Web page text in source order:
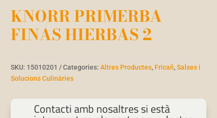
KNORR PRIMERBA
FINAS HIERBAS 2
SKU: 15010201 Categories:Altres Productes, Fricañ,Salses i
Solucions Culinàries
Contacti amb nosaltres si està